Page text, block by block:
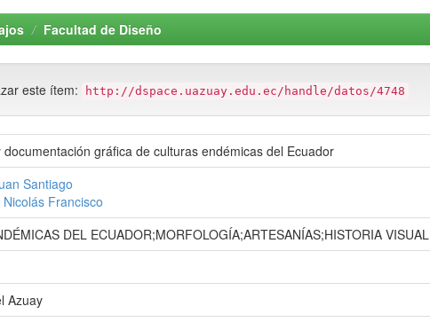
Facultad de Diseño
este ítem: http://dspace.uazuay.edu.ec/handle/datos/4748
documentación gráfica de culturas endémicas del Ecuador
Santiago
Francisco
DEL ECUADOR;MORFOLOGÍA;ARTESANÍAS;HISTORIA VISUAL
Azuay